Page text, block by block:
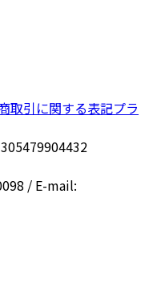
取引に関する表記プラ
/ E-mail: